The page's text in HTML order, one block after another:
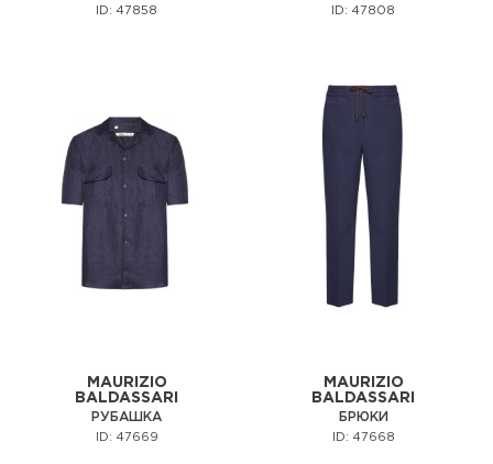
ID: 47858 ID: 47808
MAURIZIO
BALDASSARI
РУБАШКА
ID: 47669
MAURIZIO
BALDASSARI
БРЮКИ
ID: 47668